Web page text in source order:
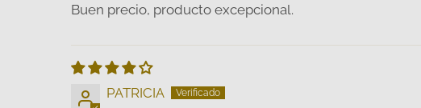
Buen precio, producto excepcional.
PATRICIA